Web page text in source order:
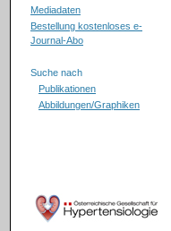
Mediadaten
Bestellung kostenloses e-
Journal-Abo
Suche nach
Publikationen
Abbildungen/Graphiken